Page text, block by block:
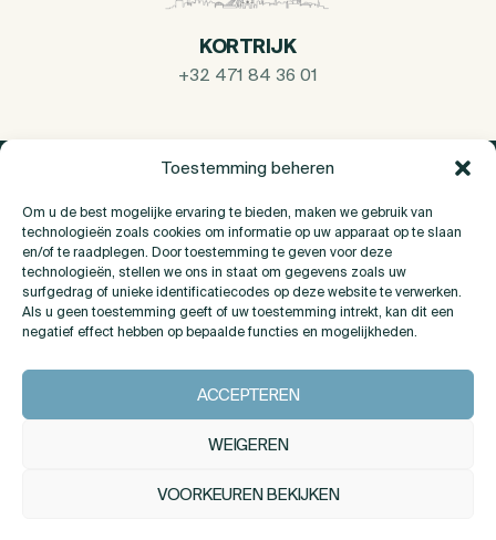
Toestemming beheren
Om u de best mogelijke ervaring te bieden, maken we gebruik van
technologieën zoals cookies om informatie op uw apparaat op te slaan
en/of te raadplegen. Door toestemming te geven voor deze
technologieën, stellen we ons in staat om gegevens zoals uw
surfgedrag of unieke identificatiecodes op deze website te verwerken.
Als u geen toestemming geeft of uw toestemming intrekt, kan dit een
negatief effect hebben op bepaalde functies en mogelijkheden.
ACCEPTEREN
WEIGEREN
VOORKEUREN BEKIJKEN
KORTRIJK
+32 471 84 36 01
Over Ons
Contact